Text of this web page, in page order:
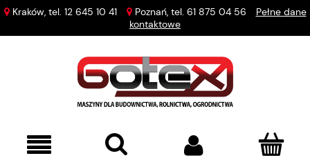
Kraków, tel. 12 645 10 41 Poznań, tel. 61 875 04 56
Pełne dane
kontaktowe